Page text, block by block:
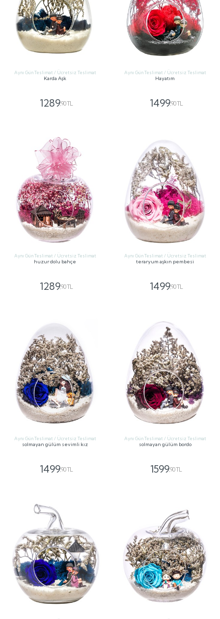
Aynı Gün Teslimat / Ücretsiz Teslimat
Karda Aşk
1289,90 TL
Aynı Gün Teslimat / Ücretsiz Teslimat
Hayatım
1499,90 TL
Aynı Gün Teslimat / Ücretsiz Teslimat
huzur dolu bahçe
1289,90 TL
Aynı Gün Teslimat / Ücretsiz Teslimat
teraryum aşkın pembesi
1499,90 TL
Aynı Gün Teslimat / Ücretsiz Teslimat
solmayan gülüm sevimli kız
1499,90 TL
Aynı Gün Teslimat / Ücretsiz Teslimat
solmayan gülüm bordo
1599,90 TL